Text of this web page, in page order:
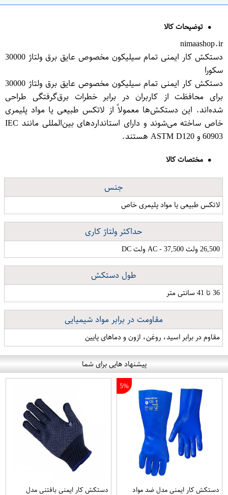
توضیحات کالا
nimaashop.ir
دستکش کار ایمنی تمام سیلیکون مخصوص عایق برق ولتاژ 30000
سکورا
دستکش کار ایمنی تمام سیلیکون مخصوص عایق برق ولتاژ 30000
برای محافظت از کاربران در برابر خطرات برق‌گرفتگی طراحی
شده‌اند. این دستکش‌ها معمولاً از لاتکس طبیعی یا مواد پلیمری
خاص ساخته می‌شوند و دارای استانداردهای بین‌المللی مانند IEC
60903 و ASTM D120 هستند.
مختصات کالا
جنس
لاتکس طبیعی یا مواد پلیمری خاص
حداکثر ولتاژ کاری
26,500 ولت AC - 37,500 ولت DC
طول دستکش
36 تا 41 سانتی متر
مقاومت در برابر مواد شیمیایی
مقاوم در برابر اسید، روغن، ازون و دماهای پایین
پیشنهاد هایی برای شما
5%
دستکش کار ایمنی مدل ضد مواد
دستکش کار ایمنی بافتنی مدل